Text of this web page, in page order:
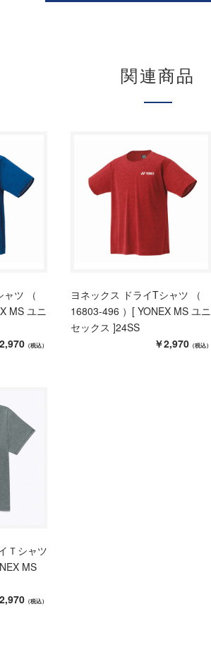
関連商品
ャツ （
MS ユニ
（税込）
ヨネックス ドライTシャツ （
16803-496 ）[ YONEX MS ユニ
セックス ]24SS
￥2,970 （税込）
Ｔシャツ
MS
（税込）